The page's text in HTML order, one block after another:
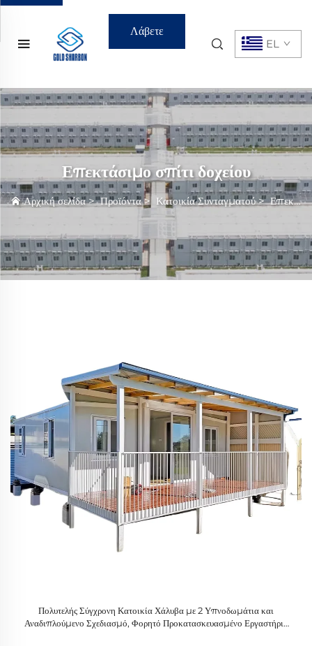
Λάβετε
EL
Επεκτάσιμο σπίτι δοχείου
Αρχική σελίδα>Προϊόντα> Κατοικία Συνταγματού>Επεκτάσιμο σπίτι δοχείου
Πολυτελής Σύγχρονη Κατοικία Χάλυβα με 2 Υπνοδωμάτια και
Αναδιπλούμενο Σχεδιασμό, Φορητό Προκατασκευασμένο Εργαστήριο